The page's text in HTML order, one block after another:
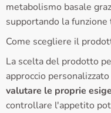
metabolismo basale
supportando la
Come scegliere il
La scelta del prodotto
approccio
valutare le proprie
controllare l'appetito